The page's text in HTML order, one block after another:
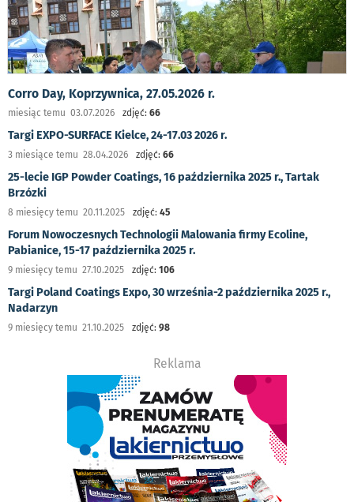
Corro Day, Koprzywnica, 27.05.2026 r.
miesiąc temu 03.07.2026 zdjęć: 66
Targi EXPO-SURFACE Kielce, 24-17.03 2026 r.
3 miesiące temu 28.04.2026 zdjęć: 66
25-lecie IGP Powder Coatings, 16 października 2025 r., Tartak
Brzózki
8 miesięcy temu 20.11.2025 zdjęć: 45
Forum Nowoczesnych Technologii Malowania firmy Ecoline,
Pabianice, 15-17 października 2025 r.
9 miesięcy temu 27.10.2025 zdjęć: 106
Targi Poland Coatings Expo, 30 września-2 października 2025 r.,
Nadarzyn
9 miesięcy temu 21.10.2025 zdjęć: 98
Reklama